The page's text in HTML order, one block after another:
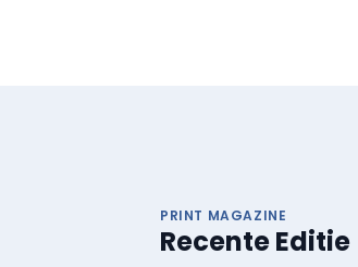
PRINT MAGAZINE
Recente Editie